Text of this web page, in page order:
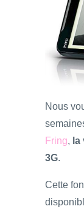
Nous
Fring,
3G.
Cette